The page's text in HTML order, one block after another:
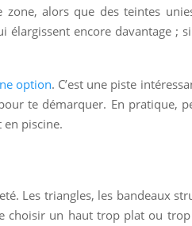
alors que des teintes
encore davantage ;
option. C’est une piste
te démarquer. En pratique,
piscine.
Les triangles, les bandeaux
choisir un haut trop plat ou